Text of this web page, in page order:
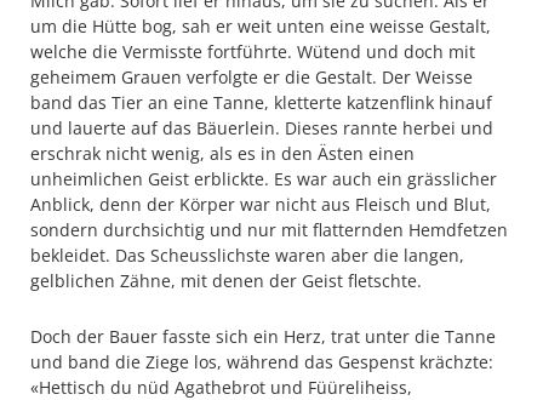
um die Hütte bog, sah er weit unten eine weisse Gestalt,
welche die Vermisste fortführte. Wütend und doch mit
geheimem Grauen verfolgte er die Gestalt. Der Weisse
band das Tier an eine Tanne, kletterte katzenflink hinauf
und lauerte auf das Bäuerlein. Dieses rannte herbei und
erschrak nicht wenig, als es in den Ästen einen
unheimlichen Geist erblickte. Es war auch ein grässlicher
Anblick, denn der Körper war nicht aus Fleisch und Blut,
sondern durchsichtig und nur mit flatternden Hemdfetzen
bekleidet. Das Scheusslichste waren aber die langen,
gelblichen Zähne, mit denen der Geist fletschte.
Doch der Bauer fasste sich ein Herz, trat unter die Tanne
und band die Ziege los, während das Gespenst krächzte:
«Hettisch du nüd Agathebrot und Füüreliheiss,